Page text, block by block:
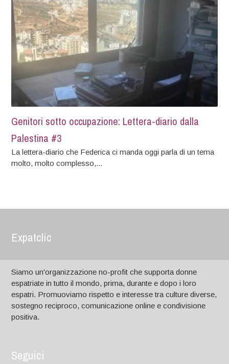
Genitori sotto occupazione: Lettera-diario dalla
Palestina #3
La lettera-diario che Federica ci manda oggi parla di un tema
molto, molto complesso,...
Expatclic
Siamo un'organizzazione no-profit che supporta donne
espatriate in tutto il mondo, prima, durante e dopo i loro
espatri. Promuoviamo rispetto e interesse tra culture diverse,
sostegno reciproco, comunicazione online e condivisione
positiva.
Seguici